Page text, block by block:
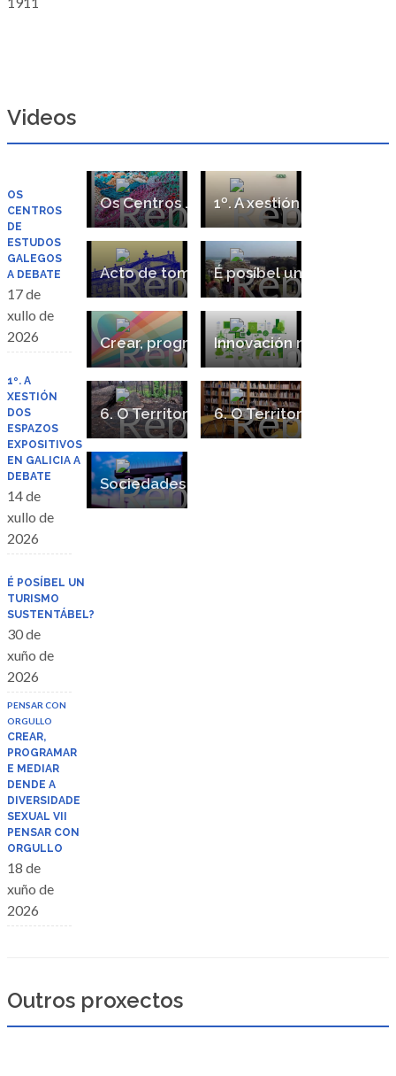
Videos
OS
CENTROS
DE
ESTUDOS
GALEGOS
A DEBATE
17 de
xullo de
2026
1º. A
XESTIÓN
DOS
ESPAZOS
EXPOSITIVOS
EN GALICIA A
DEBATE
14 de
xullo de
2026
É POSÍBEL UN
TURISMO
SUSTENTÁBEL?
30 de
xuño de
2026
PENSAR CON
ORGULLO
CREAR,
PROGRAMAR
E MEDIAR
DENDE A
DIVERSIDADE
SEXUAL VII
PENSAR CON
ORGULLO
18 de
xuño de
2026
Os Centros de Estudos Galegos a debate
Outros proxectos